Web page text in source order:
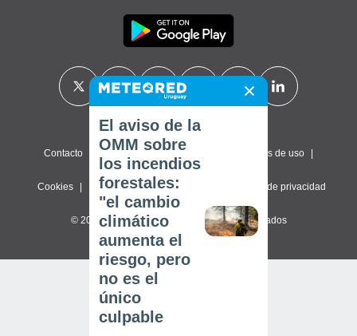
Contacto Sobre nosotros Términos de uso
Cookies Política de privacidad Configuración de privacidad
© 2026 Meteored. Todos los derechos reservados
El aviso de la
OMM sobre
los incendios
forestales:
"el cambio
climático
aumenta el
riesgo, pero
no es el
único
culpable